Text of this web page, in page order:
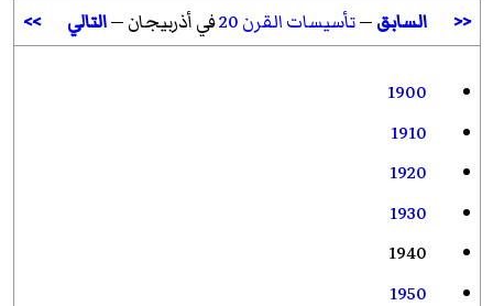
<< السابق—تأسيسات القرن 20 في أذربيجان —التالي >>
1900
1910
1920
1930
1940
1950